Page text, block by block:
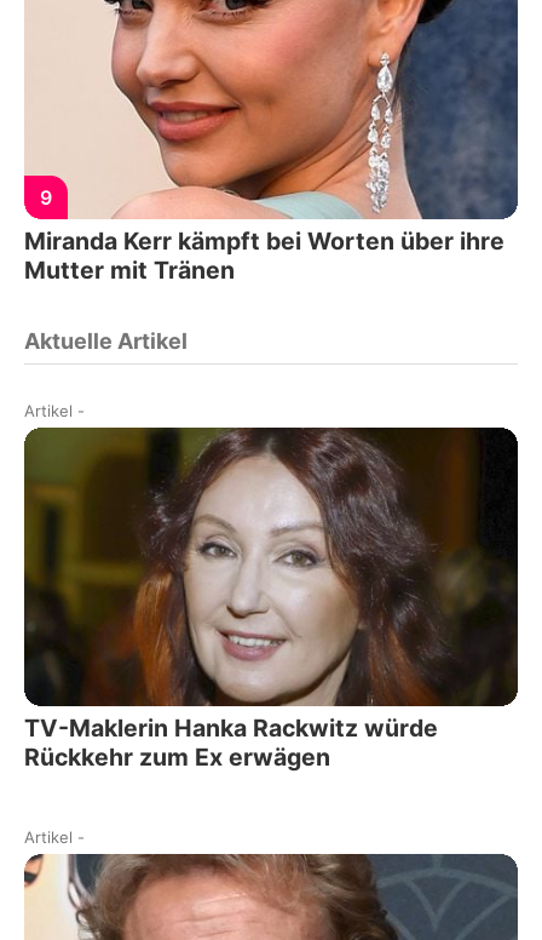
9
Miranda Kerr kämpft bei Worten über ihre
Mutter mit Tränen
Aktuelle Artikel
Artikel -
TV-Maklerin Hanka Rackwitz würde
Rückkehr zum Ex erwägen
Artikel -